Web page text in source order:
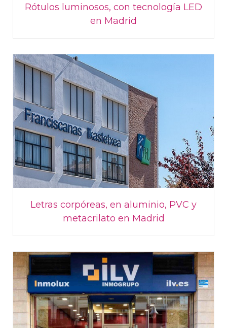
Rótulos luminosos, con tecnología LED
en Madrid
Letras corpóreas, en aluminio, PVC y
metacrilato en Madrid